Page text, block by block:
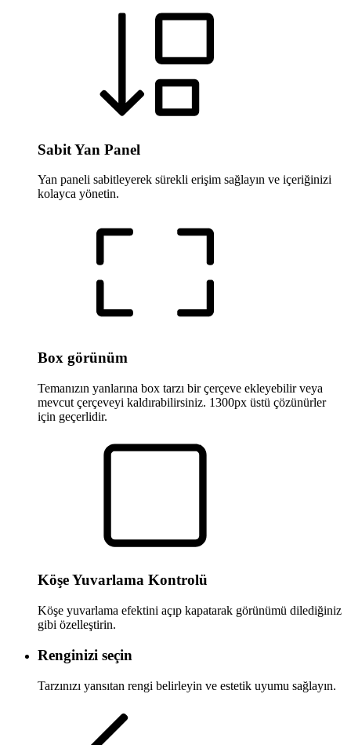
Sabit Yan Panel
Yan paneli sabitleyerek sürekli erişim sağlayın ve içeriğinizi
kolayca yönetin.
Box görünüm
Temanızın yanlarına box tarzı bir çerçeve ekleyebilir veya
mevcut çerçeveyi kaldırabilirsiniz. 1300px üstü çözünürler
için geçerlidir.
Köşe Yuvarlama Kontrolü
Köşe yuvarlama efektini açıp kapatarak görünümü dilediğiniz
gibi özelleştirin.
Renginizi seçin
Tarzınızı yansıtan rengi belirleyin ve estetik uyumu sağlayın.